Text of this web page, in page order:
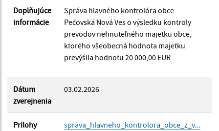
Doplňujúce
informácie
Správa hlavného kontrolóra obce
Pečovská Nová Ves o výsledku kontroly
prevodov nehnuteľného majetku obce,
ktorého všeobecná hodnota majetku
prevýšila hodnotu 20 000,00 EUR
Dátum
zverejnenia
03.02.2026
Prílohy
sprava_hlavneho_kontrolora_obce_z_v...